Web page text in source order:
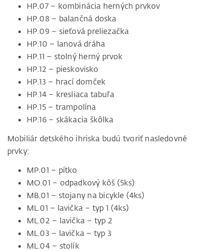
HP.07 – kombinácia herných prvkov
HP.08 – balančná doska
HP.09 – sieťová preliezačka
HP.10 – lanová dráha
HP.11 – stolný herný prvok
HP.12 – pieskovisko
HP.13 – hrací domček
HP.14 – kresliaca tabuľa
HP.15 – trampolína
HP.16 – skákacia škôlka
Mobiliár detského ihriska budú tvoriť nasledovné
prvky:
MP.01 – pítko
MO.01 – odpadkový kôš (5ks)
MB.01 – stojany na bicykle (4ks)
ML.01 – lavička – typ 1 (4ks)
ML.02 – lavička – typ 2
ML.03 – lavička – typ 3
ML.04 – stolík